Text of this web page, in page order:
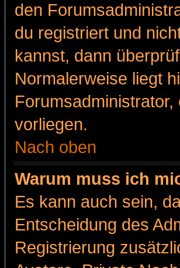
den
du registriert und
kannst, dann
Normalerweise liegt
vorliegen.
Nach oben
Warum muss ich
Es kann auch sein,
Entscheidung des
Registrierung